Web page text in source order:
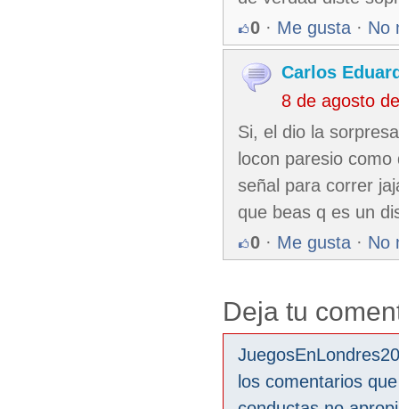
0 · Me gusta · No
Carlos
8 de agosto
Si, el dio la
locon paresio
señal para correr
que beas q es un
0 · Me gusta · No
Deja tu
los comentarios